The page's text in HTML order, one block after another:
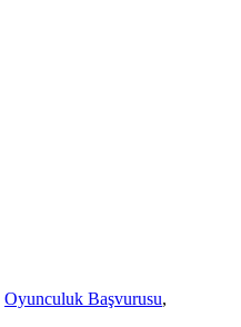
Oyunculuk Başvurusu,